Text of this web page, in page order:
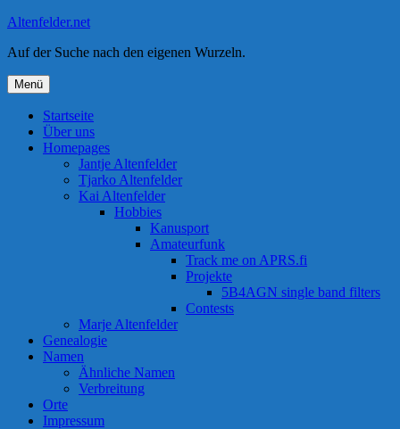
Zum
springen
Altenfelder.net
Auf der Suche nach den eigenen Wurzeln.
Menü
Startseite
Über uns
Homepages
Jantje Altenfelder
Tjarko Altenfelder
Kai Altenfelder
Hobbies
Kanusport
Amateurfunk
Track me on APRS.fi
Projekte
5B4AGN single band filters
Contests
Marje Altenfelder
Genealogie
Namen
Ähnliche Namen
Verbreitung
Orte
Impressum